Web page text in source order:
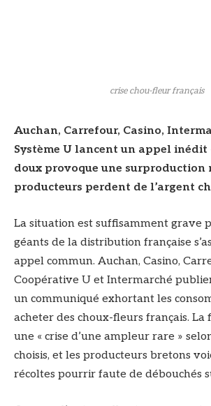
crise chou-fleur français
Auchan, Carrefour, Casino,
Système U lancent un appel inédit
doux provoque une surproduction
producteurs perdent de l’argent
La situation est suffisamment grave
géants de la distribution française
appel commun. Auchan, Casino,
Coopérative U et Intermarché
un communiqué exhortant les
acheter des choux-fleurs français.
une « crise d’une ampleur rare »
choisis, et les producteurs bretons
récoltes pourrir faute de débouchés